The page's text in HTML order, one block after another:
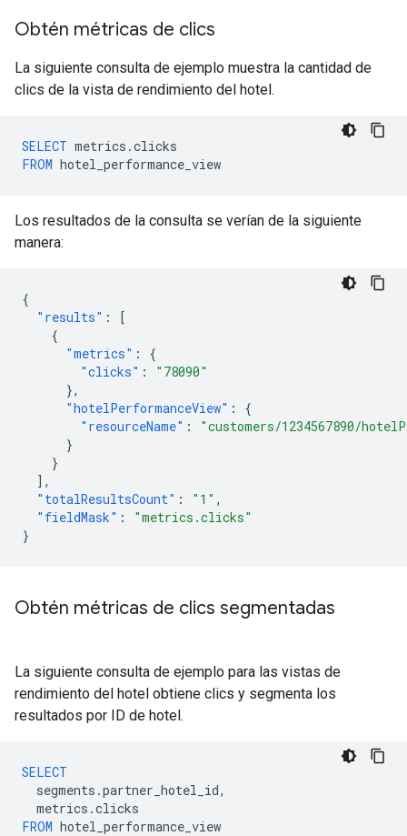
Obtén métricas de clics
La siguiente consulta de ejemplo muestra la cantidad de
clics de la vista de rendimiento del hotel.
SELECT metrics .clicks
FROM hotel_performance_view
Los resultados de la consulta se verían de la siguiente
manera:
{
"results" :
[
{
"metrics" :
{
"clicks" :
"78090"
},
"hotelPerformanceView" :
{
"resourceName" :
"customers/1234567890/
}
}
],
"totalResultsCount" : "1" ,
"fieldMask" :
"metrics.clicks"
}
Obtén métricas de clics segmentadas
La siguiente consulta de ejemplo para las vistas de
rendimiento del hotel obtiene clics y segmenta los
resultados por ID de hotel.
SELECT
segments .partner_hotel_id,
metrics .clicks
FROM hotel_performance_view